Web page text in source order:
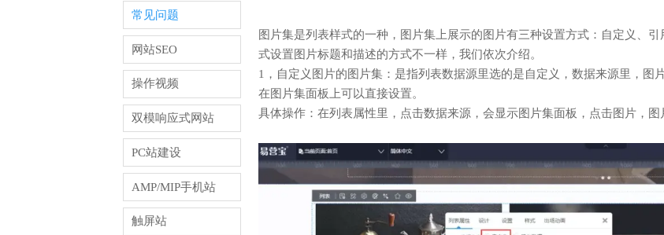
常见问题
网站SEO
操作视频
双模响应式网站
PC站建设
AMP/MIP手机站
触屏站
图片集是列表样式的一种，图片集上展示的图片有三种设置方式：自定义、
式设置图片标题和描述的方式不一样，我们依次介绍。
1，自定义图片的图片集：是指列表数据源里选的是自定义，数据来源里，图
在图片集面板上可以直接设置。
具体操作：在列表属性里，点击数据来源，会显示图片集面板，点击图片，